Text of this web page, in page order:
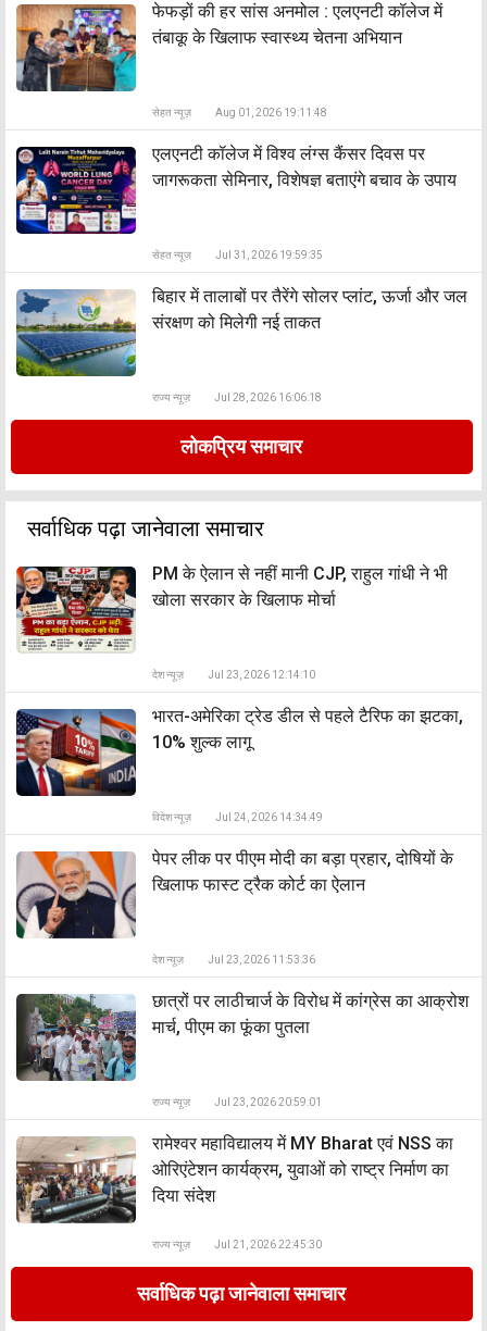
फेफड़ों की हर सांस अनमोल : एलएनटी कॉलेज में
तंबाकू के खिलाफ स्वास्थ्य चेतना अभियान
सेहत न्यूज़ Aug 01, 2026 19:11:48
एलएनटी कॉलेज में विश्व लंग्स कैंसर दिवस पर
जागरूकता सेमिनार, विशेषज्ञ बताएंगे बचाव के उपाय
सेहत न्यूज़ Jul 31, 2026 19:59:35
बिहार में तालाबों पर तैरेंगे सोलर प्लांट, ऊर्जा और जल
संरक्षण को मिलेगी नई ताकत
राज्य न्यूज़ Jul 28, 2026 16:06:18
लोकप्रिय समाचार
सर्वाधिक पढ़ा जानेवाला समाचार
PM के ऐलान से नहीं मानी CJP, राहुल गांधी ने भी
खोला सरकार के खिलाफ मोर्चा
देश न्यूज़ Jul 23, 2026 12:14:10
भारत-अमेरिका ट्रेड डील से पहले टैरिफ का झटका,
10% शुल्क लागू
विदेश न्यूज़ Jul 24, 2026 14:34:49
पेपर लीक पर पीएम मोदी का बड़ा प्रहार, दोषियों के
खिलाफ फास्ट ट्रैक कोर्ट का ऐलान
देश न्यूज़ Jul 23, 2026 11:53:36
छात्रों पर लाठीचार्ज के विरोध में कांग्रेस का आक्रोश
मार्च, पीएम का फूंका पुतला
राज्य न्यूज़ Jul 23, 2026 20:59:01
रामेश्वर महाविद्यालय में MY Bharat एवं NSS का
ओरिएंटेशन कार्यक्रम, युवाओं को राष्ट्र निर्माण का
दिया संदेश
राज्य न्यूज़ Jul 21, 2026 22:45:30
सर्वाधिक पढ़ा जानेवाला समाचार